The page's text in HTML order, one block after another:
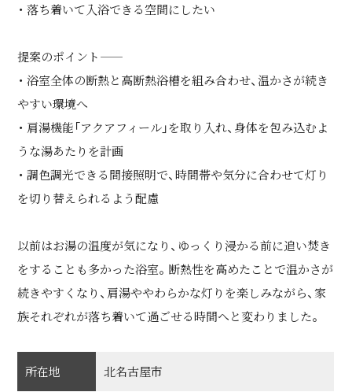
・ 落ち着いて入浴できる空間にしたい
提案のポイント――
・ 浴室全体の断熱と高断熱浴槽を組み合わせ、温かさが続き
やすい環境へ
・ 肩湯機能「アクアフィール」を取り入れ、身体を包み込むよ
うな湯あたりを計画
・ 調色調光できる間接照明で、時間帯や気分に合わせて灯り
を切り替えられるよう配慮
以前はお湯の温度が気になり、ゆっくり浸かる前に追い焚き
をすることも多かった浴室。断熱性を高めたことで温かさが
続きやすくなり、肩湯ややわらかな灯りを楽しみながら、家
族それぞれが落ち着いて過ごせる時間へと変わりました。
所在地 北名古屋市